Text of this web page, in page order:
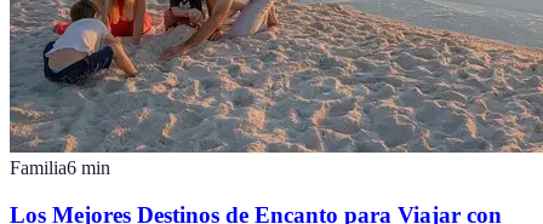
Familia6 min
Los Mejores Destinos de Encanto para Viajar con